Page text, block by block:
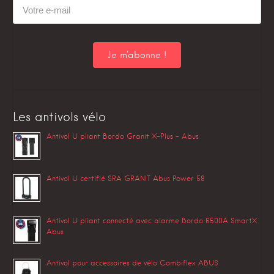
Les antivols vélo
Antivol U pliant Bordo Granit X-Plus – Abus
Antivol U certifié SRA GRANIT Abus Power 58
Antivol U pliant connecté avec alarme Bordo 6500A SmartX
Abus
Antivol pour accessoires de vélo Combiflex ABUS